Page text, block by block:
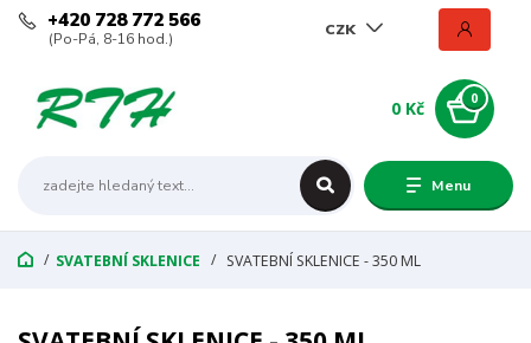
Menu
CZK
+420 728 772 566
(Po-Pá, 8-16 hod.)
0
0 Kč
SVATEBNÍ SKLENICE SVATEBNÍ SKLENICE - 350 ML